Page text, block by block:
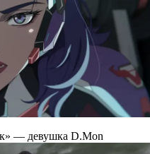
— девушка D.Mon